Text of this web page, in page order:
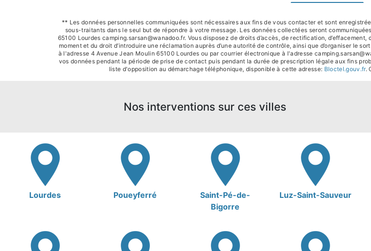
** Les données personnelles communiquées sont nécessaires aux fins de vous contacter et sont
sous-traitants dans le seul but de répondre à votre message. Les données collectées seront
65100 Lourdes camping.sarsan@wanadoo.fr. Vous disposez de droits d’accès, de rectification,
moment et du droit d’introduire une réclamation auprès d’une autorité de contrôle, ainsi que d’organiser le
à l'adresse 4 Avenue Jean Moulin 65100 Lourdes ou par courrier électronique à l'adresse
vos données pendant la période de prise de contact puis pendant la durée de prescription légale aux fins
liste d'opposition au démarchage téléphonique, disponible à cette adresse: Bloctel.gouv.fr.
Nos interventions sur ces villes
Lourdes Poueyferré
Saint-Pé-de-
Bigorre
Luz-Saint-Sauveur